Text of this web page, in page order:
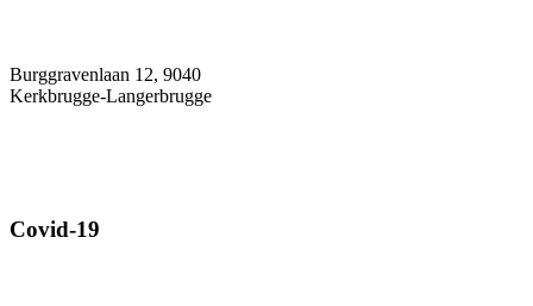
Burggravenlaan 12, 9040
Kerkbrugge-Langerbrugge
Covid-19